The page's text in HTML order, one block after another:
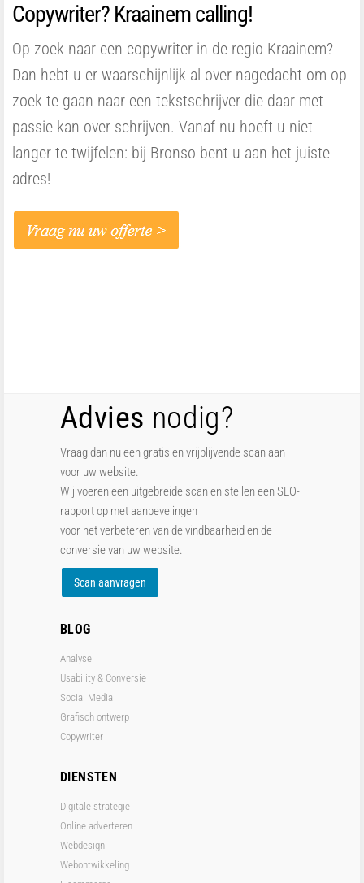
Copywriter? Kraainem calling!
Op zoek naar een copywriter in de regio Kraainem?
Dan hebt u er waarschijnlijk al over nagedacht om op
zoek te gaan naar een tekstschrijver die daar met
passie kan over schrijven. Vanaf nu hoeft u niet
langer te twijfelen: bij Bronso bent u aan het juiste
adres!
Advies nodig?
Vraag dan nu een gratis en vrijblijvende scan aan
voor uw website.
Wij voeren een uitgebreide scan en stellen een SEO-
rapport op met aanbevelingen
voor het verbeteren van de vindbaarheid en de
conversie van uw website.
Scan aanvragen
BLOG
Analyse
Usability & Conversie
Social Media
Grafisch ontwerp
Copywriter
DIENSTEN
Digitale strategie
Online adverteren
Webdesign
Webontwikkeling